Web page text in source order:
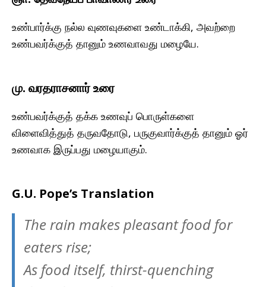
உண்பார்க்கு நல்ல வுணவுகளை உண்டாக்கி, அவற்றை
உண்பவர்க்குத் தானும் உணவாவது மழையே.
மு. வரதராசனார் உரை
உண்பவர்க்குத் தக்க உணவுப் பொருள்களை
விளைவித்துத் தருவதோடு, பருகுவார்க்குத் தானும் ஓர்
உணவாக இருப்பது மழையாகும்.
G.U. Pope’s Translation
The rain makes pleasant food for
eaters rise;
As food itself, thirst-quenching